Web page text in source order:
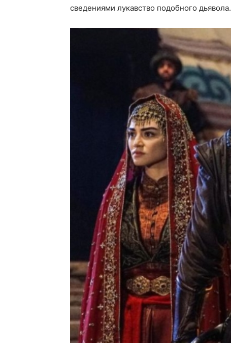
сведениями лукавство подобного дьявола.